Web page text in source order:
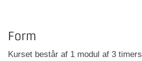
Form
Kurset består af 1 modul af 3